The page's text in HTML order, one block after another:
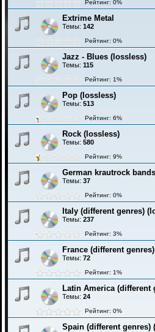
Рейтинг: 0%
Extrime Metal
Темы: 142
Рейтинг: 0%
Jazz - Blues (lossless)
Темы: 115
Рейтинг: 1%
Pop (lossless)
Темы: 513
Рейтинг: 6%
Rock (lossless)
Темы: 580
Рейтинг: 9%
German krautrock
Темы: 37
Рейтинг: 0%
Italy (different genres)
Темы: 237
Рейтинг: 3%
France (different
Темы: 72
Рейтинг: 1%
Latin America (different
Темы: 24
Рейтинг: 0%
Spain (different genres)